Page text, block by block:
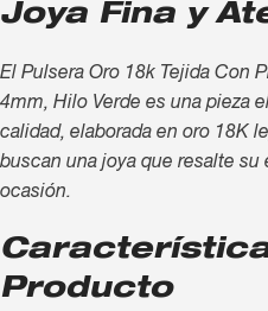
Joya Fina y
El Pulsera Oro 18k Tejida Con
4mm, Hilo Verde es una pieza
calidad, elaborada en oro 18K
buscan una joya que resalte
ocasión.
Producto